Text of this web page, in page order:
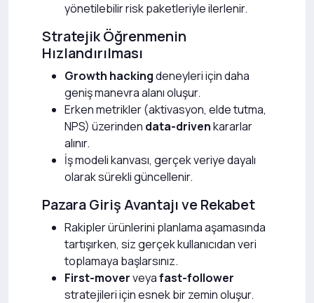
yönetilebilir risk paketleriyle ilerlenir.
Stratejik Öğrenmenin
Hızlandırılması
Growth hackingdeneyleri için daha
geniş manevra alanı oluşur.
Erken metrikler (aktivasyon, elde tutma,
NPS) üzerinden data-drivenkararlar
alınır.
İş modeli kanvası, gerçek veriye dayalı
olarak sürekli güncellenir.
Pazara Giriş Avantajı ve Rekabet
Rakipler ürünlerini planlama aşamasında
tartışırken, siz gerçek kullanıcıdan veri
toplamaya başlarsınız.
First-moverveyafast-follower
stratejileri için esnek bir zemin oluşur.